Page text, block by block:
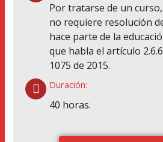
Por tratarse de un
no requiere resolución
hace parte de la
que habla el artículo
1075 de 2015.
Duración:
40 horas.